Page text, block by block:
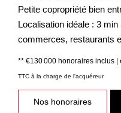
Petite copropriété bien
Localisation idéale : 3
commerces, restaurants
** €130 000 honoraires inclus |
TTC à la charge de l'acquéreur
Nos honoraires